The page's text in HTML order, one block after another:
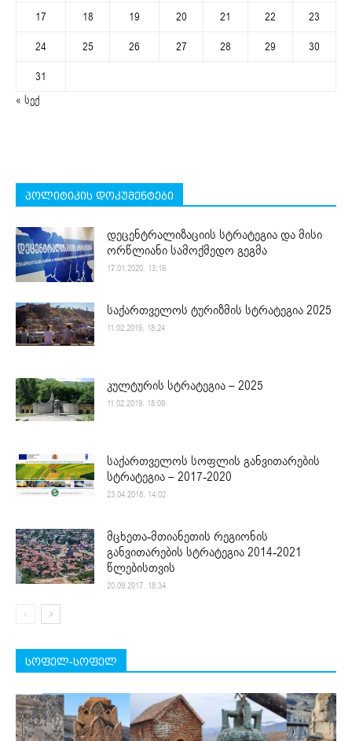
17
18 19 20 21 22
23
24
25 26 27 28 29
30
31
« სექ
პოლიტიკის დოკუმენტები
დეცენტრალიზაციის სტრატეგია და მისი
ორწლიანი სამოქმედო გეგმა
17.01.2020. 13:16
საქართველოს ტურიზმის სტრატეგია 2025
11.02.2019. 18:24
კულტურის სტრატეგია – 2025
11.02.2019. 18:09
საქართველოს სოფლის განვითარების
სტრატეგია – 2017-2020
23.04.2018. 14:02
მცხეთა-მთიანეთის რეგიონის
განვითარების სტრატეგია 2014-2021
წლებისთვის
20.09.2017. 18:34
სოფელ-სოფელ